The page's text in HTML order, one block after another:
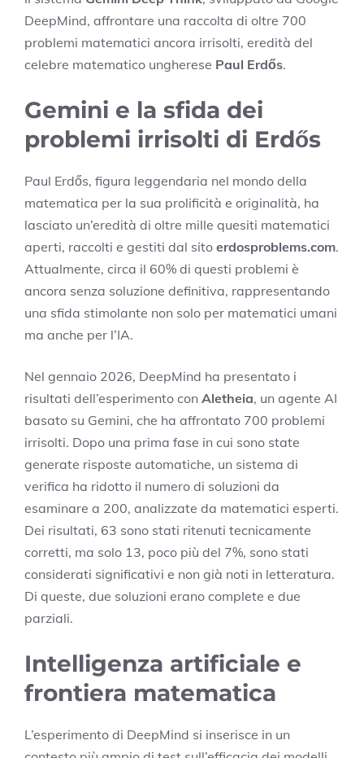
DeepMind, affrontare una raccolta di oltre 700
problemi matematici ancora irrisolti, eredità del
celebre matematico ungherese Paul Erdős.
Gemini e la sfida dei
problemi irrisolti di Erdős
Paul Erdős, figura leggendaria nel mondo della
matematica per la sua prolificità e originalità, ha
lasciato un’eredità di oltre mille quesiti matematici
aperti, raccolti e gestiti dal sito erdosproblems.com.
Attualmente, circa il 60% di questi problemi è
ancora senza soluzione definitiva, rappresentando
una sfida stimolante non solo per matematici umani
ma anche per l’IA.
Nel gennaio 2026, DeepMind ha presentato i
risultati dell’esperimento con Aletheia, un agente AI
basato su Gemini, che ha affrontato 700 problemi
irrisolti. Dopo una prima fase in cui sono state
generate risposte automatiche, un sistema di
verifica ha ridotto il numero di soluzioni da
esaminare a 200, analizzate da matematici esperti.
Dei risultati, 63 sono stati ritenuti tecnicamente
corretti, ma solo 13, poco più del 7%, sono stati
considerati significativi e non già noti in letteratura.
Di queste, due soluzioni erano complete e due
parziali.
Intelligenza artificiale e
frontiera matematica
L’esperimento di DeepMind si inserisce in un